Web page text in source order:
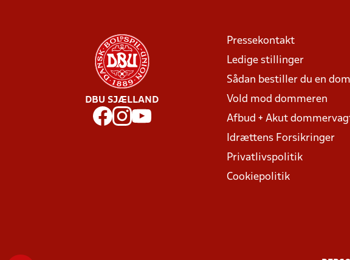
DBU SJÆLLAND
Pressekontakt
Ledige stillinger
Sådan bestiller du en
Vold mod dommeren
Afbud + Akut
Idrættens Forsikringer
Privatlivspolitik
Cookiepolitik